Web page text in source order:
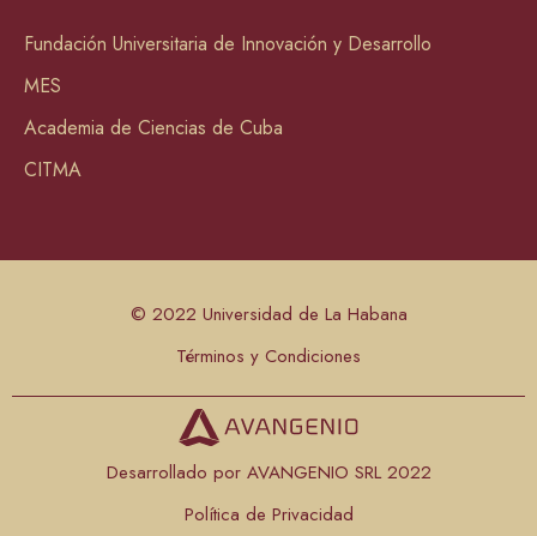
Fundación Universitaria de Innovación y Desarrollo
MES
Academia de Ciencias de Cuba
CITMA
© 2022 Universidad de La Habana
Términos y Condiciones
Desarrollado por AVANGENIO SRL 2022
Política de Privacidad